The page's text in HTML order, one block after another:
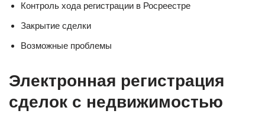
Контроль хода регистрации в Росреестре
Закрытие сделки
Возможные проблемы
Электронная регистрация
сделок с недвижимостью